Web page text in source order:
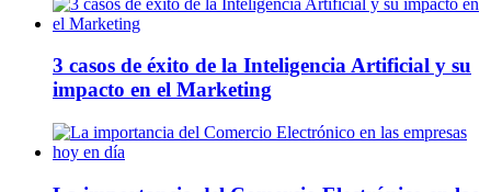
3 casos de éxito de la Inteligencia Artificial y su
impacto en el Marketing